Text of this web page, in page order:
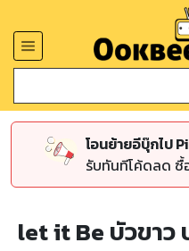
โอนย้ายอีบุ๊กไป
รับทันทีโค้ดลด ซื้
let it Be บัวขาว